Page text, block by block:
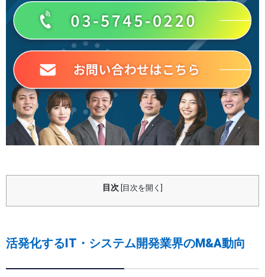
目次 目次を開く
活発化するIT・システム開発業界のM&A動向